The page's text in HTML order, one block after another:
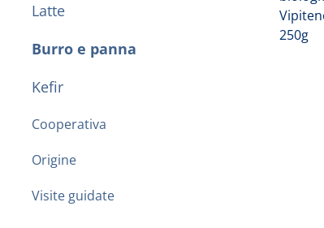
Latte
Burro e panna
Kefir
Cooperativa
Origine
Visite guidate